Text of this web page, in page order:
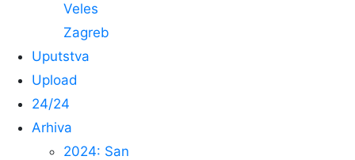
Veles
Zagreb
Uputstva
Upload
24/24
Arhiva
2024: San